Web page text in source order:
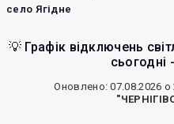
село Ягідне
💡 Графік відключень
сьогодні
Оновлено: 07.08.2026 о